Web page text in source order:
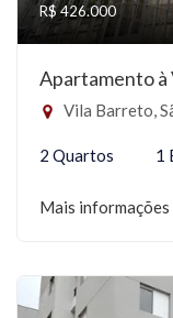
R$ 426.000
Apartamento à
Vila Barreto,
2 Quartos 1
Mais informações